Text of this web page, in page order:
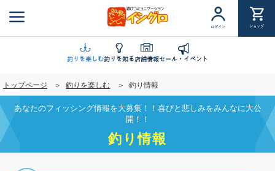
ン
に
移
動
ログイン ショップ
釣りを楽しむ釣りを知る店舗情報セール・イベント
トップページ 釣りを楽しむ 釣り情報
あなたのフィッシング情報を大募集！！喜びと悲しみをみんなに大公
開！！
釣り情報